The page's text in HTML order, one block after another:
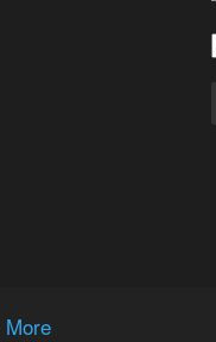
More